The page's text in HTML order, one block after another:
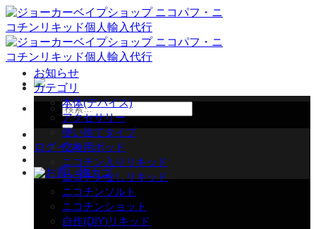
Skip
to
content
検
索
対
象:
ログイン
お知らせ
カテゴリ
本体(デバイス)
アクセサリー
使い捨てタイプ
交換用ポッド
ニコチン入りリキッド
ニコチンなしリキッド
ニコチンソルト
ニコチンショット
自作(DIY)リキッド